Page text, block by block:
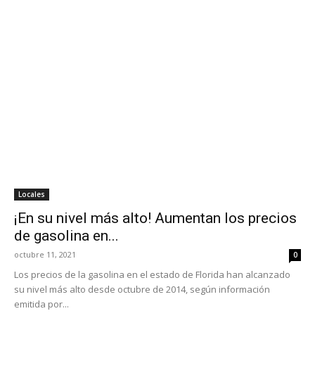
Locales
¡En su nivel más alto! Aumentan los precios
de gasolina en...
octubre 11, 2021 0
Los precios de la gasolina en el estado de Florida han alcanzado
su nivel más alto desde octubre de 2014, según información
emitida por...